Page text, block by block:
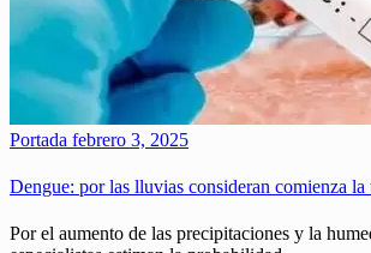
Portada febrero 3, 2025
Dengue: por las lluvias consideran comienza la
Por el aumento de las precipitaciones y la